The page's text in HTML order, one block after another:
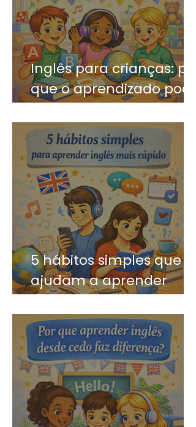
Inglês para crianças: por
que o aprendizado pode
5 hábitos simples que
ajudam a aprender